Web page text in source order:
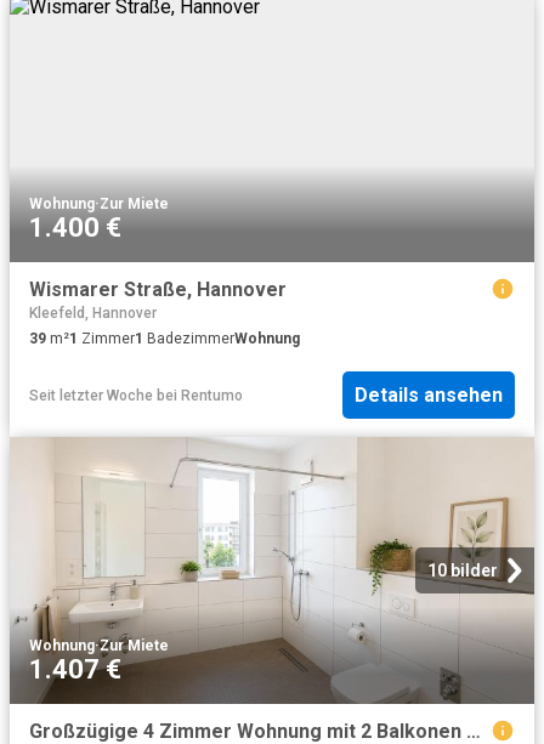
Wohnung·Zur Miete
1.400 €
Wismarer Straße, Hannover
Kleefeld, Hannover
39 m²1 Zimmer1 BadezimmerWohnung
Seit letzter Woche bei Rentumo Details ansehen
10 bilder
Wohnung·Zur Miete
1.407 €
Großzügige 4 Zimmer Wohnung mit 2 Balkonen Einziehen und Wohlfühlen!